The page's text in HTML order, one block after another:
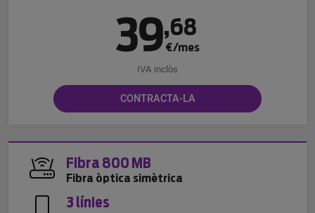
39,68
€/mes
IVA inclòs
CONTRACTA-LA
Fibra 800 MB
Fibra òptica simètrica
3 línies